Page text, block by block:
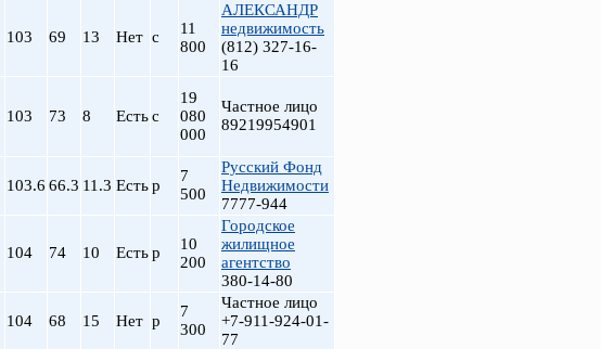
103 69 13 Нет с
11
800
АЛЕКСАНДР
недвижимость
(812) 327-16-
16
103 73 8 Естьс
19
080
000
Частное лицо
89219954901
103.6 66.3 11.3 Естьр
7
500
Русский Фонд
Недвижимости
7777-944
104 74 10 Естьр
10
200
Городское
жилищное
агентство
380-14-80
104 68 15 Нет р
7
300
Частное лицо
+7-911-924-01-
77